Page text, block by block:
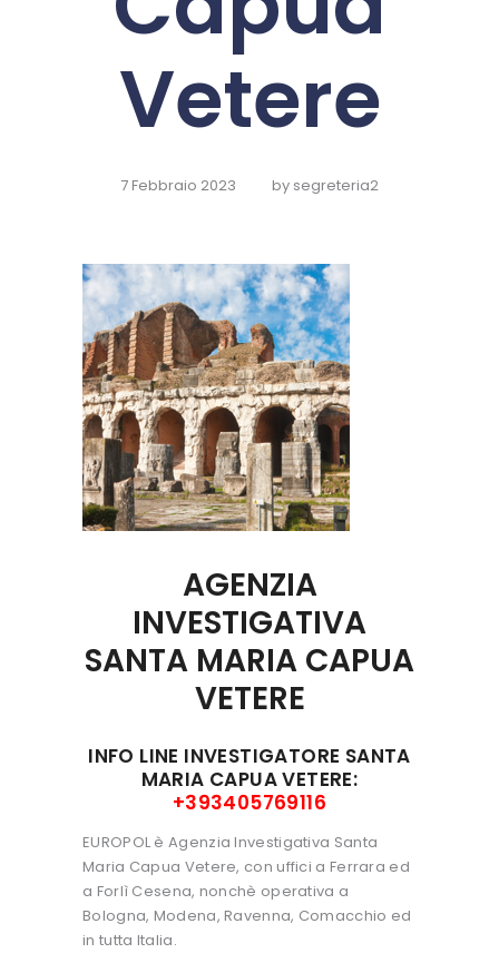
Vetere
7 Febbraio 2023 by segreteria2
AGENZIA
INVESTIGATIVA
SANTA MARIA CAPUA
VETERE
INFO LINE INVESTIGATORE SANTA
MARIA CAPUA VETERE:
+393405769116
EUROPOL è Agenzia Investigativa Santa
Maria Capua Vetere, con uffici a Ferrara ed
a Forlì Cesena, nonchè operativa a
Bologna, Modena, Ravenna, Comacchio ed
in tutta Italia.